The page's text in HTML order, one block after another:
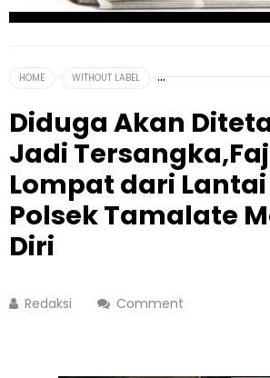
HOME WITHOUT LABEL
Diduga Akan
Jadi
Lompat dari Lantai
Polsek Tamalate
Diri
Redaksi Comment